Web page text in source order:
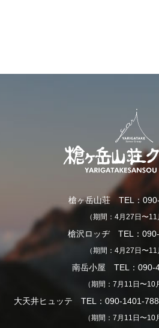
槍ヶ岳山荘 TEL：
（期間：4月27日〜11
槍沢ロッヂ TEL：
（期間：4月27日〜11
南岳小屋 TEL：090-
（期間：7月11日〜10
大天井ヒュッテ TEL：090-1401-
（期間：7月11日〜10